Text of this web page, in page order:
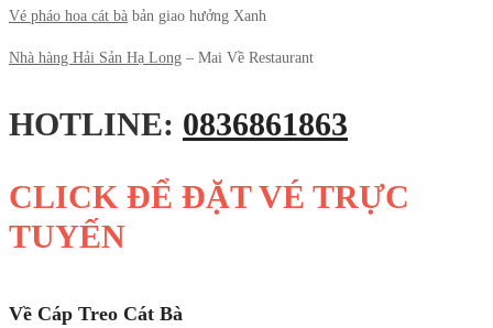
Vé pháo hoa cát bà bản giao hưởng Xanh
Nhà hàng Hải Sản Hạ Long – Mai Về Restaurant
HOTLINE: 0836861863
CLICK ĐỂ ĐẶT VÉ TRỰC
TUYẾN
Về Cáp Treo Cát Bà